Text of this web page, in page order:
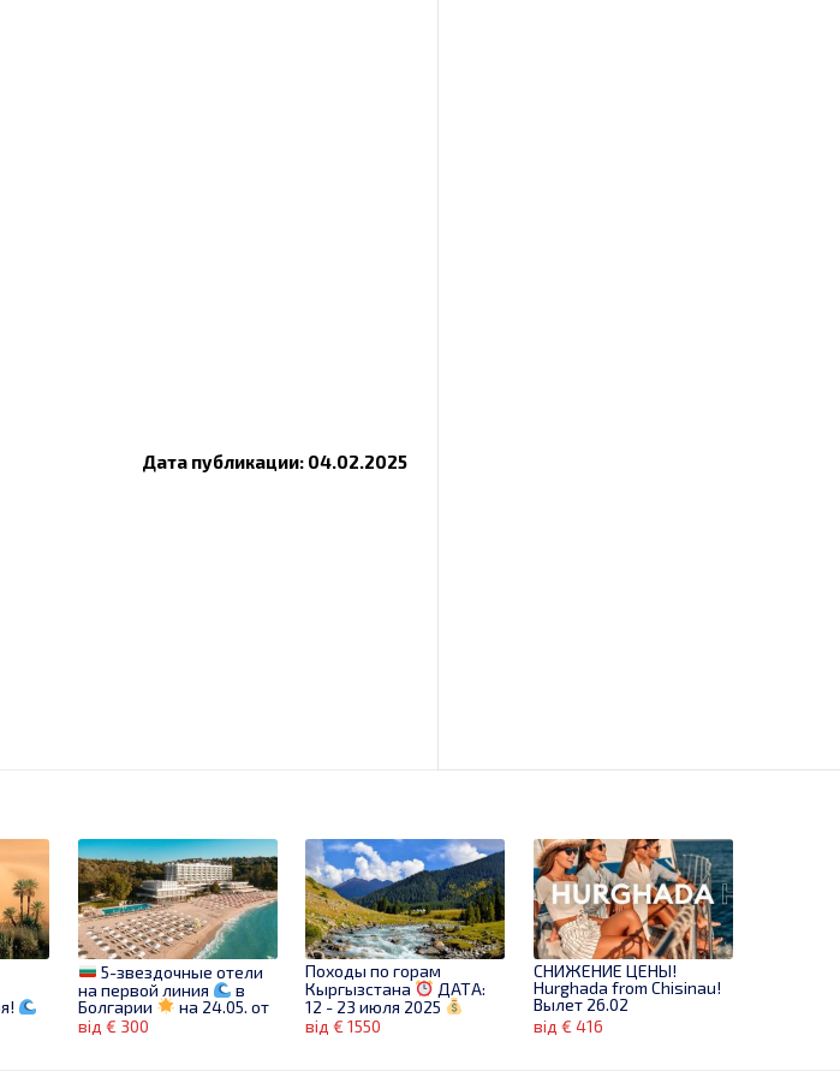
Дата публикации: 04.02.2025
5-звездочные отели
на первой линия
в
Болгарии
на 24.05. от
300 €
від € 300
Походы по горам
Кыргызстана
ДАТА:
12 - 23 июля 2025
СТОИМОСТЬ: 1550 евро
від € 1550
СНИЖЕНИЕ ЦЕНЫ!
Hurghada from Chisinau!
Вылет 26.02
від € 416